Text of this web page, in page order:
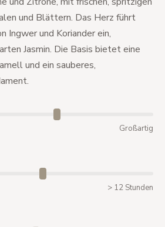
und Blättern. Das Herz führt
Ingwer und Koriander ein,
Jasmin. Die Basis bietet eine
und ein sauberes,
Großartig
> 12 Stunden